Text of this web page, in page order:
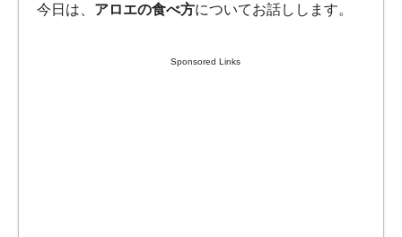
今日は、 アロエの食べ方についてお話しします。
Sponsored Links